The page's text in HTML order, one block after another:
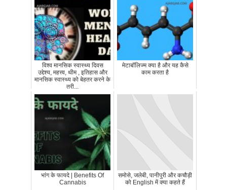
विश्व मानसिक स्वास्थ्य दिवस
उद्देश्य, महत्त्व, थीम , इतिहास और
मानसिक स्वास्थ्य को बेहतर करने के
तरी...
मेटाबॉलिज्म क्या है और यह कैसे
काम करता है
भांग के फायदे | Benefits Of
Cannabis
समोसे, जलेबी, पानीपुरी और कचौड़ी
को English में क्या कहते हैं